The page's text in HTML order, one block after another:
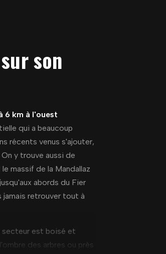
son
6 km à l'ouest
qui a beaucoup
récents venus s'ajouter,
y trouve aussi de
massif de la Mandallaz
abords du Fier
jamais retrouver tout à
secteur est boisé et
des arbres ou près